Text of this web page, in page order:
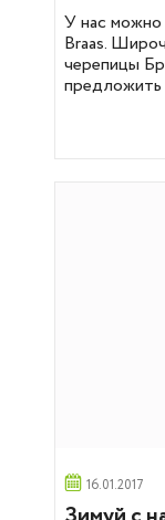
У нас можно
Braas.
черепицы
предложить
16.01.2017